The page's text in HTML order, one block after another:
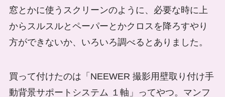
窓とかに使うスクリーンのように、必要な時に上
からスルスルとペーパーとかクロスを降ろすやり
方ができないか、いろいろ調べるとありました。
買って付けたのは「NEEWER 撮影用壁取り付け手
動背景サポートシステム １軸」ってやつ。マンフ